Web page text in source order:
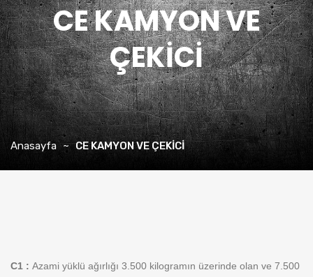
CE KAMYON VE
ÇEKİCİ
Anasayfa CE KAMYON VE ÇEKİCİ
C1 : Azami yüklü ağırlığı 3.500 kilogramın üzerinde olan ve 7.500